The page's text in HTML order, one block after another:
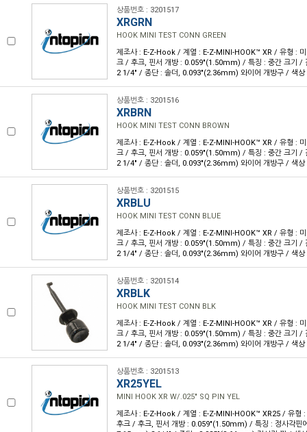
상품번호 : 3201517
XRGRN
HOOK MINI TEST CONN GREEN
제조사 : E-Z-Hook / 계열 : E-Z-MINI-HOOK™ XR / 유형 :
크 / 후크, 핀서 개방 : 0.059"(1.50mm) / 특징 : 중간 크기
2 1/4" / 종단 : 솔더, 0.093"(2.36mm) 와이어 개방구 / 색상
상품번호 : 3201516
XRBRN
HOOK MINI TEST CONN BROWN
제조사 : E-Z-Hook / 계열 : E-Z-MINI-HOOK™ XR / 유형 :
크 / 후크, 핀서 개방 : 0.059"(1.50mm) / 특징 : 중간 크기
2 1/4" / 종단 : 솔더, 0.093"(2.36mm) 와이어 개방구 / 색상
상품번호 : 3201515
XRBLU
HOOK MINI TEST CONN BLUE
제조사 : E-Z-Hook / 계열 : E-Z-MINI-HOOK™ XR / 유형 :
크 / 후크, 핀서 개방 : 0.059"(1.50mm) / 특징 : 중간 크기
2 1/4" / 종단 : 솔더, 0.093"(2.36mm) 와이어 개방구 / 색상
상품번호 : 3201514
XRBLK
HOOK MINI TEST CONN BLK
제조사 : E-Z-Hook / 계열 : E-Z-MINI-HOOK™ XR / 유형 :
크 / 후크, 핀서 개방 : 0.059"(1.50mm) / 특징 : 중간 크기
2 1/4" / 종단 : 솔더, 0.093"(2.36mm) 와이어 개방구 / 색상
상품번호 : 3201513
XR25YEL
MINI HOOK XR W/.025" SQ PIN YEL
제조사 : E-Z-Hook / 계열 : E-Z-MINI-HOOK™ XR25 / 유형
후크 / 후크, 핀서 개방 : 0.059"(1.50mm) / 특징 : 정사각핀